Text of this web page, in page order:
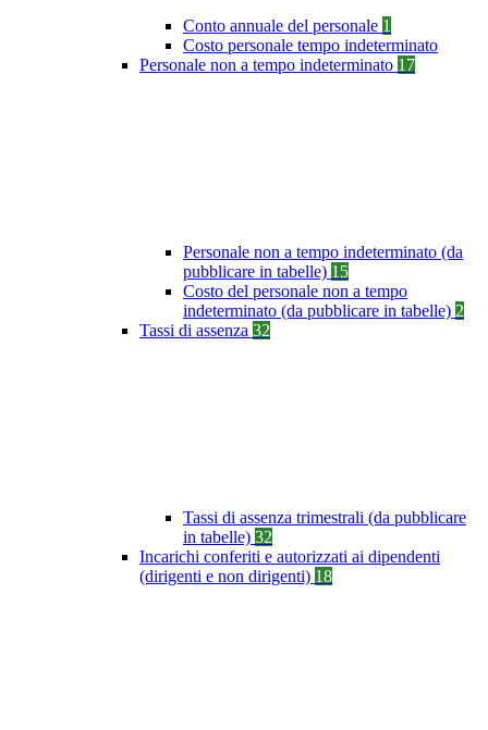
Conto annuale del personale 1
Costo personale tempo indeterminato
Personale non a tempo indeterminato 17
Personale non a tempo indeterminato (da
pubblicare in tabelle) 15
Costo del personale non a tempo
indeterminato (da pubblicare in tabelle) 2
Tassi di assenza 32
Tassi di assenza trimestrali (da pubblicare
in tabelle) 32
Incarichi conferiti e autorizzati ai dipendenti
(dirigenti e non dirigenti) 18